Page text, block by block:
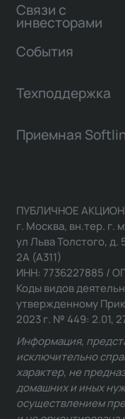
Связи с
инвесторами
События
Техподдержка
Приемная
ПУБЛИЧНОЕ
г. Москва, вн.тер. г.
ул Льва Толстого, д.
2А (А311)
ИНН: 7736227885 /
Коды видов
утвержденному
2023 г. № 449: 2.01,
Информация,
исключительно
характер, не
домашних и иных
осуществлением